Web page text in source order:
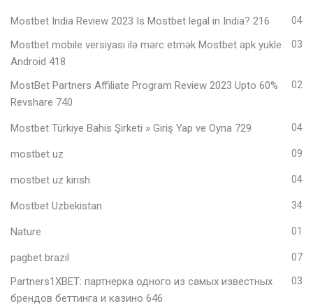
Mostbet India Review 2023 Is Mostbet legal in India? 216 04
Mostbet mobile versiyası ilə mərc etmək Mostbet apk yukle
Android 418
03
MostBet Partners Affiliate Program Review 2023 Upto 60%
Revshare 740
02
Mostbet Türkiye Bahis Şirketi » Giriş Yap ve Oyna 729 04
mostbet uz 09
mostbet uz kirish 04
Mostbet Uzbekistan 34
Nature 01
pagbet brazil 07
Partners1XBET: партнерка одного из самых известных
брендов беттинга и казино 646
03